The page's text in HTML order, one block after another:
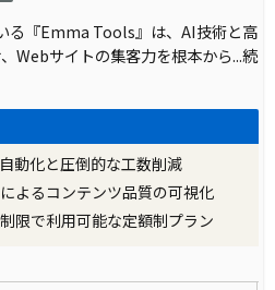
る『Emma Tools』は、AI技術と高
Webサイトの集客力を根本から...続
動化と圧倒的な工数削減
よるコンテンツ品質の可視化
限で利用可能な定額制プラン